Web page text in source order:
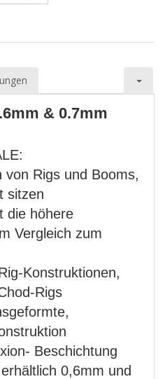
& 0.7mm
von Rigs und Booms,
sitzen
die höhere
Vergleich zum
Konstruktionen,
Rigs
Beschichtung
0,6mm und